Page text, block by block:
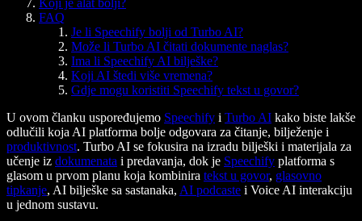
FAQ
Je li Speechify bolji od Turbo AI?
Može li Turbo AI čitati dokumente naglas?
Ima li Speechify AI bilješke?
Koji AI štedi više vremena?
Gdje mogu koristiti Speechify tekst u govor?
U ovom članku uspoređujemo Speechify i Turbo AI kako biste lakše
odlučili koja AI platforma bolje odgovara za čitanje, bilježenje i
produktivnost. Turbo AI se fokusira na izradu bilješki i materijala za
učenje iz dokumenata i predavanja, dok je Speechify platforma s
glasom u prvom planu koja kombinira tekst u govor, glasovno
tipkanje, AI bilješke sa sastanaka, AI podcaste i Voice AI interakciju
u jednom sustavu.